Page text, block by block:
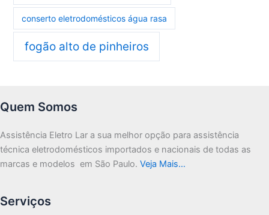
conserto eletrodomésticos água rasa
fogão alto de pinheiros
Quem Somos
Assistência Eletro Lar a sua melhor opção para assistência
técnica eletrodomésticos importados e nacionais de todas as
marcas e modelos em São Paulo. Veja Mais…
Serviços